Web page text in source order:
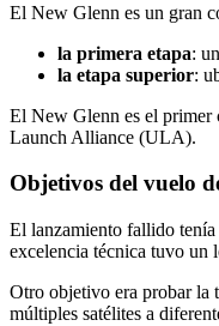
El New Glenn es un gran
la primera etapa:
la etapa superior:
El New Glenn es el primer
Launch Alliance (ULA).
Objetivos del vuelo
El lanzamiento fallido tenía
excelencia técnica tuvo un
Otro objetivo era probar la
múltiples satélites a